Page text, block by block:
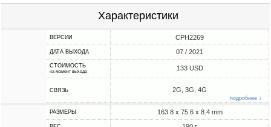
Характеристики
ВЕРСИИ CPH2269
ДАТА ВЫХОДА 07 / 2021
СТОИМОСТЬ
на момент выхода 133 USD
СВЯЗЬ 2G, 3G, 4G
подробнее ↓
РАЗМЕРЫ 163.8 x 75.6 x 8.4 mm